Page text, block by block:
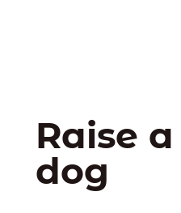
Raise
dog